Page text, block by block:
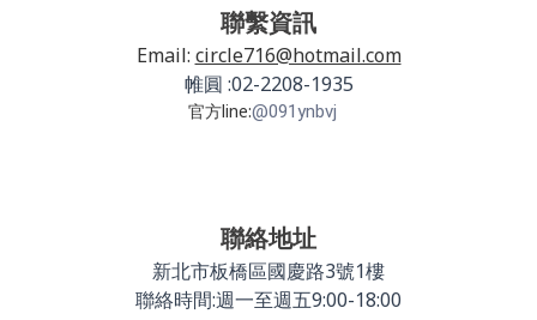
聯繫資訊
Email: circle716@hotmail.com
帷圓 :02-2208-1935
官方line:@091ynbvj
聯絡地址
新北市板橋區國慶路3號1樓
聯絡時間:週一至週五9:00-18:00